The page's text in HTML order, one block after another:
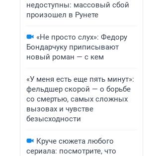
недоступны: массовый сбой
произошел в Рунете
«Не просто слух»: Федору
Бондарчуку приписывают
новый роман — с кем
«У меня есть еще пять минут»:
фельдшер скорой — о борьбе
со смертью, самых сложных
вызовах и чувстве
безысходности
Круче сюжета любого
сериала: посмотрите, что